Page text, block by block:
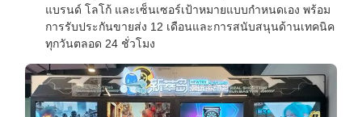
แบรนด์ โลโก้ และเซ็นเซอร์เป้าหมายแบบกำหนดเอง พร้อม
การรับประกันขายส่ง 12 เดือนและการสนับสนุนด้านเทคนิค
ทุกวันตลอด 24 ชั่วโมง